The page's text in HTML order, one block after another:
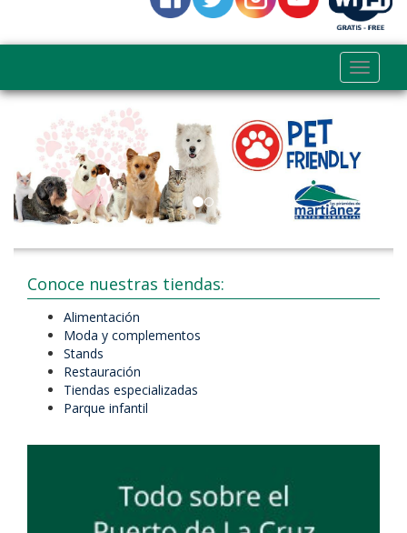
Toggle
Conoce nuestras tiendas:
Alimentación
Moda y complementos
Stands
Restauración
Tiendas especializadas
Parque infantil